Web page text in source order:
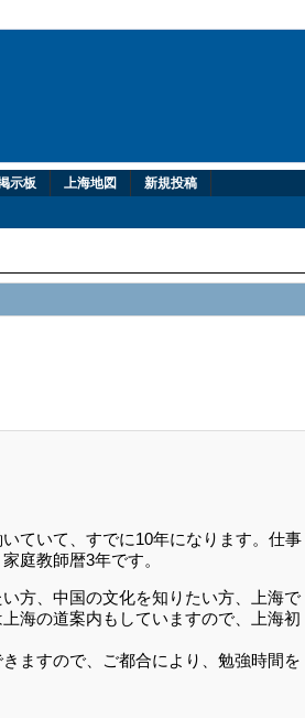
示板 上海地図 新規投稿
ていて、すでに10年になります。仕事
庭教師暦3年です。
方、中国の文化を知りたい方、上海で
海の道案内もしていますので、上海初
ますので、ご都合により、勉強時間を